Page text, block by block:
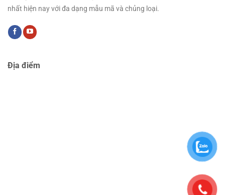
nhất hiện nay với đa dạng mẫu mã và chủng loại.
Địa điểm